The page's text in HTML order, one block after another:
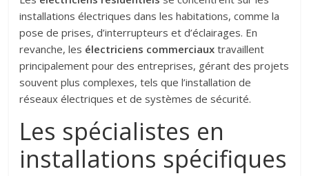
installations électriques dans les habitations, comme la
pose de prises, d’interrupteurs et d’éclairages. En
revanche, les électriciens commerciaux travaillent
principalement pour des entreprises, gérant des projets
souvent plus complexes, tels que l’installation de
réseaux électriques et de systèmes de sécurité.
Les spécialistes en
installations spécifiques